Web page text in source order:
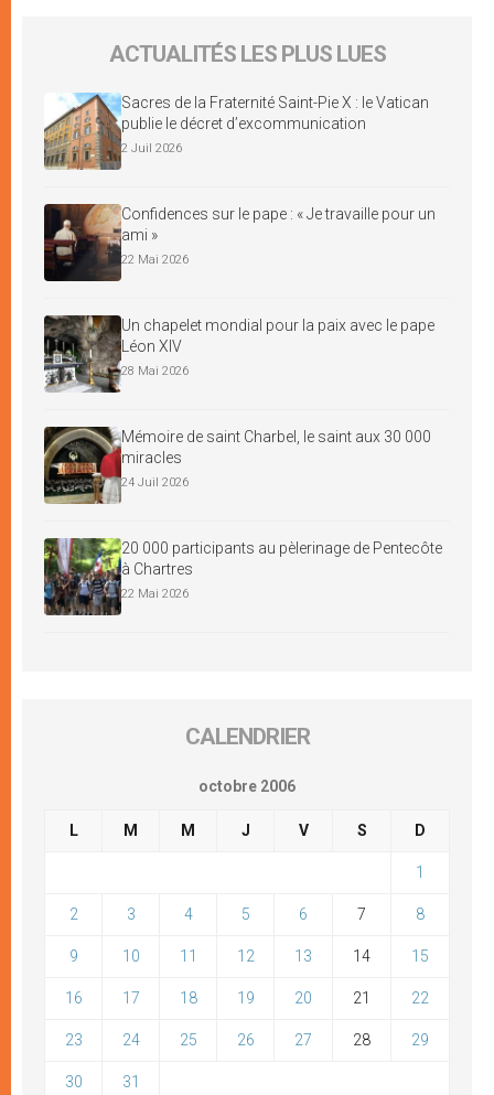
ACTUALITÉS LES PLUS LUES
Sacres de la Fraternité Saint-Pie X : le Vatican
publie le décret d’excommunication
2 Juil 2026
Confidences sur le pape : « Je travaille pour un
ami »
22 Mai 2026
Un chapelet mondial pour la paix avec le pape
Léon XIV
28 Mai 2026
Mémoire de saint Charbel, le saint aux 30 000
miracles
24 Juil 2026
20 000 participants au pèlerinage de Pentecôte
à Chartres
22 Mai 2026
CALENDRIER
octobre 2006
L M M J V S D
1
2 3 4 5 6 7 8
9 10 11 12 13 14 15
16 17 18 19 20 21 22
23 24 25 26 27 28 29
30 31